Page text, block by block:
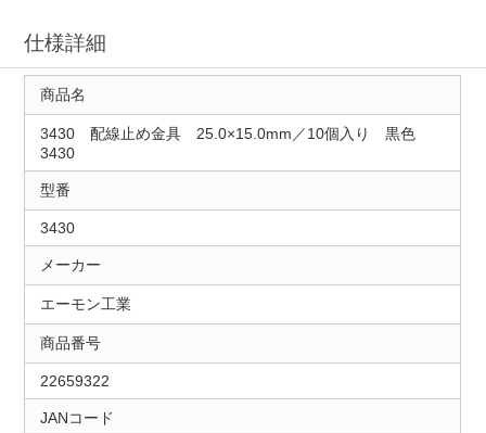
仕様詳細
商品名
3430 配線止め金具 25.0×15.0mm／10個入り 黒色
3430
型番
3430
メーカー
エーモン工業
商品番号
22659322
JANコード